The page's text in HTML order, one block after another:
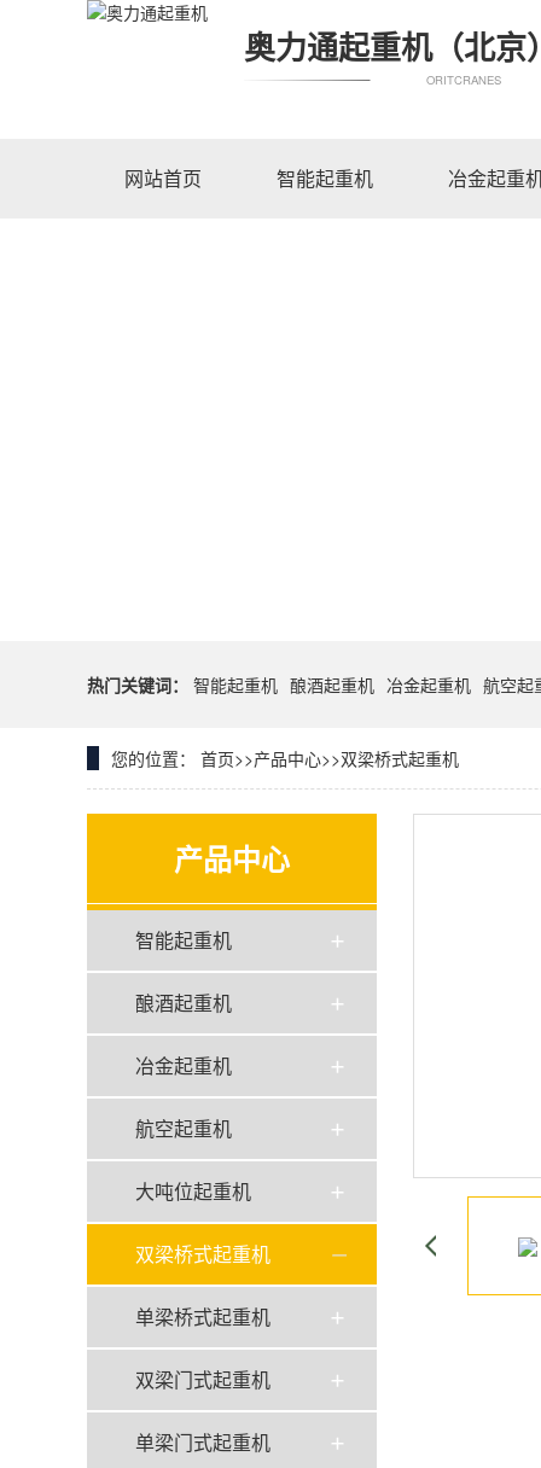
奥力通起重机（北京
ORITCRANES
网站首页 智能起重机 冶金起重
热门关键词： 智能起重机 酿酒起重机 冶金起重机 航空起
您的位置： 首页>>产品中心>>双梁桥式起重机
产品中心
智能起重机
酿酒起重机
冶金起重机
航空起重机
大吨位起重机
双梁桥式起重机
单梁桥式起重机
双梁门式起重机
单梁门式起重机